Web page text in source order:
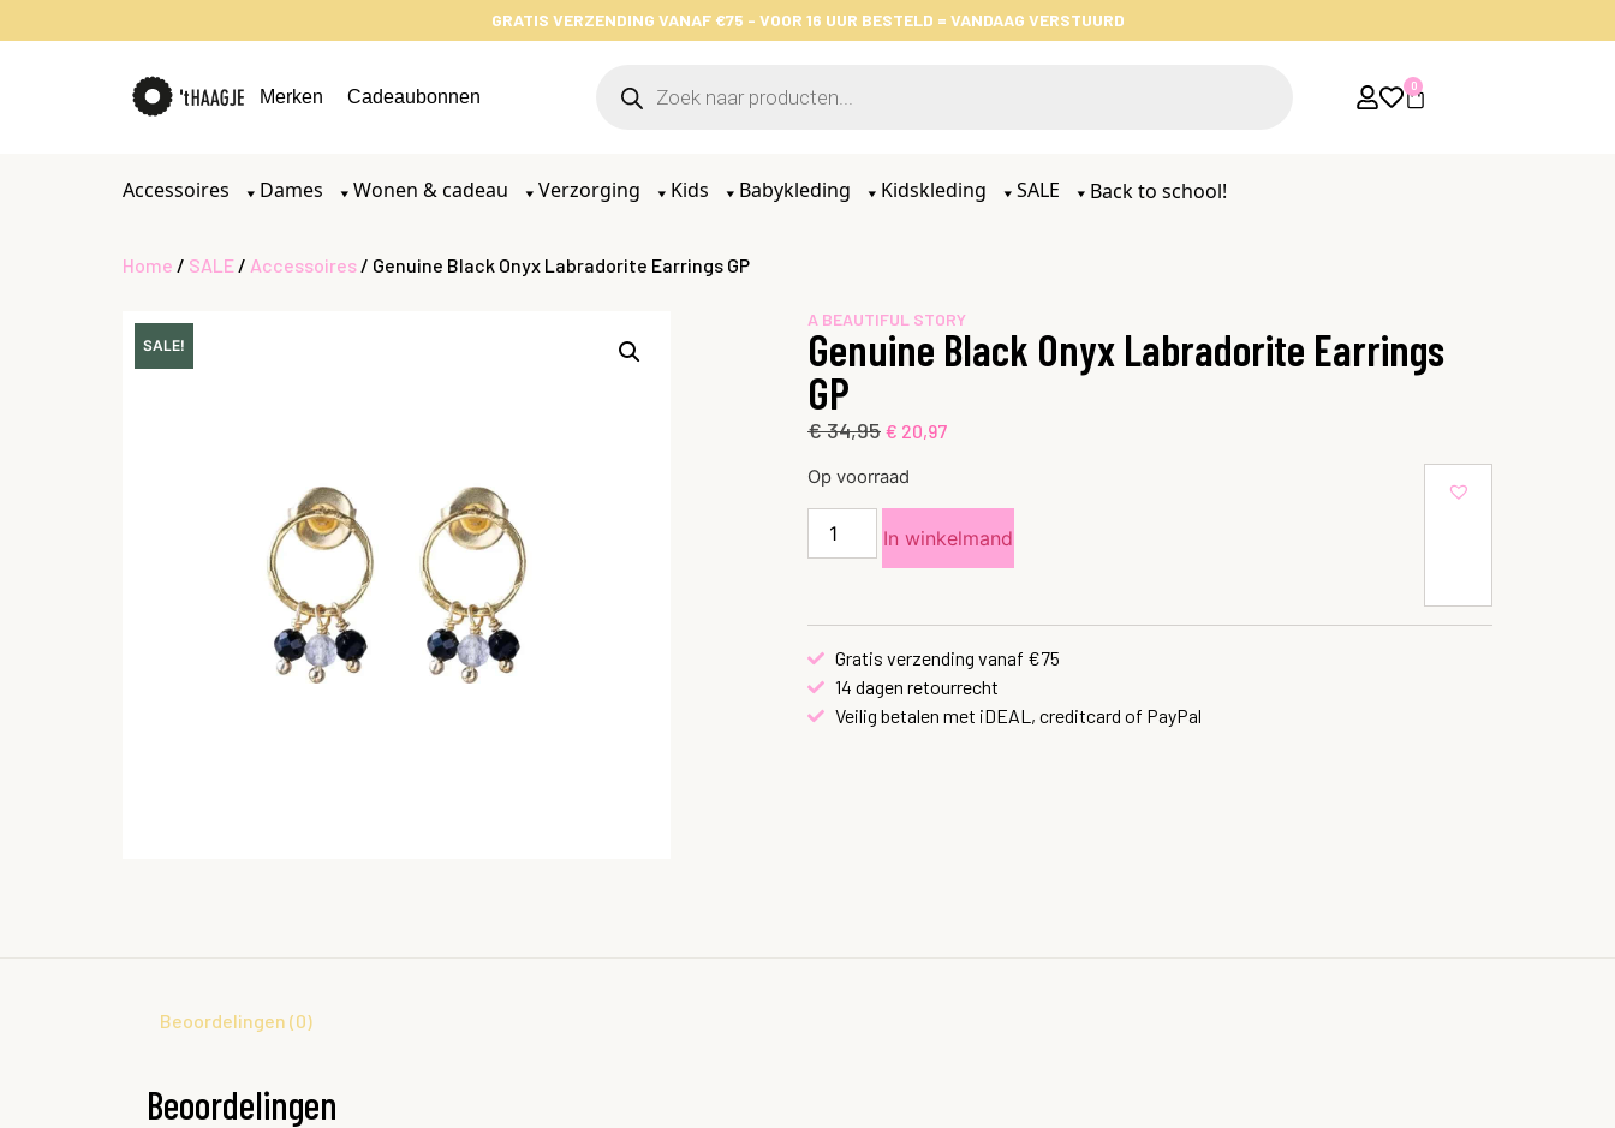
GRATIS VERZENDING VANAF €75 - VOOR 16 UUR BESTELD = VANDAAG VERSTUURD
Merken Cadeaubonnen
0
Accessoires Dames Wonen & cadeau Verzorging Kids Babykleding Kidskleding SALE Back to school!
Home / SALE / Accessoires / Genuine Black Onyx Labradorite Earrings GP
A BEAUTIFUL STORY
Genuine Black Onyx Labradorite Earrings
GP
€34,95 € 20,97
Op voorraad
In winkelmand
Gratis verzending vanaf €75
14 dagen retourrecht
Veilig betalen met iDEAL, creditcard of PayPal
Beoordelingen (0)
Beoordelingen